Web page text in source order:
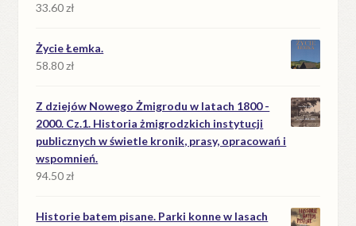
33.60zł
Życie Łemka.
58.80zł
Z dziejów Nowego Żmigrodu w latach 1800 -
2000. Cz.1. Historia żmigrodzkich instytucji
publicznych w świetle kronik, prasy, opracowań i
wspomnień.
94.50zł
Historie batem pisane. Parki konne w lasach